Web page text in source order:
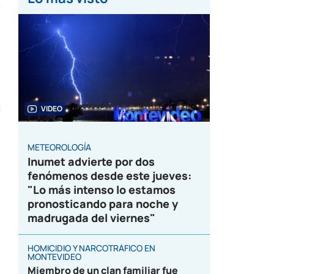
VIDEO
METEOROLOGÍA
Inumet advierte por dos
fenómenos desde este jueves:
"Lo más intenso lo estamos
pronosticando para noche y
madrugada del viernes"
HOMICIDIO Y NARCOTRÁFICO EN
MONTEVIDEO
Miembro de un clan familiar fue